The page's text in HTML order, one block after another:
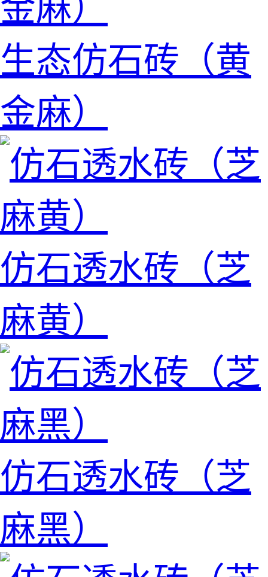
生态仿石砖（黄
金麻）
仿石透水砖（芝
麻黄）
仿石透水砖（芝
麻黑）